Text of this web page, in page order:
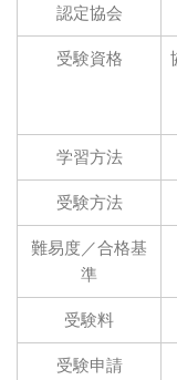
認定協会
受験資格
学習方法
受験方法
難易度／合格基
準
受験料
受験申請